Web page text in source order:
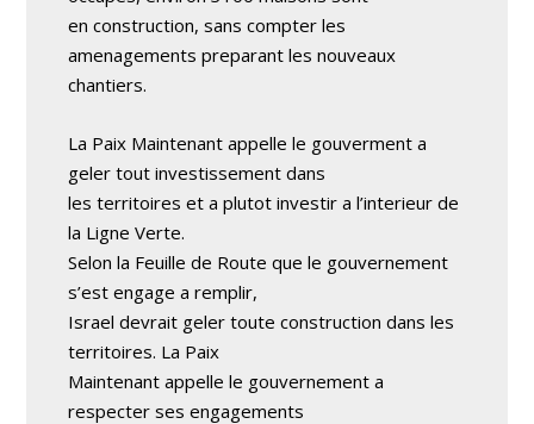
en construction, sans compter les
amenagements preparant les nouveaux
chantiers.
La Paix Maintenant appelle le gouverment a
geler tout investissement dans
les territoires et a plutot investir a l’interieur de
la Ligne Verte.
Selon la Feuille de Route que le gouvernement
s’est engage a remplir,
Israel devrait geler toute construction dans les
territoires. La Paix
Maintenant appelle le gouvernement a
respecter ses engagements